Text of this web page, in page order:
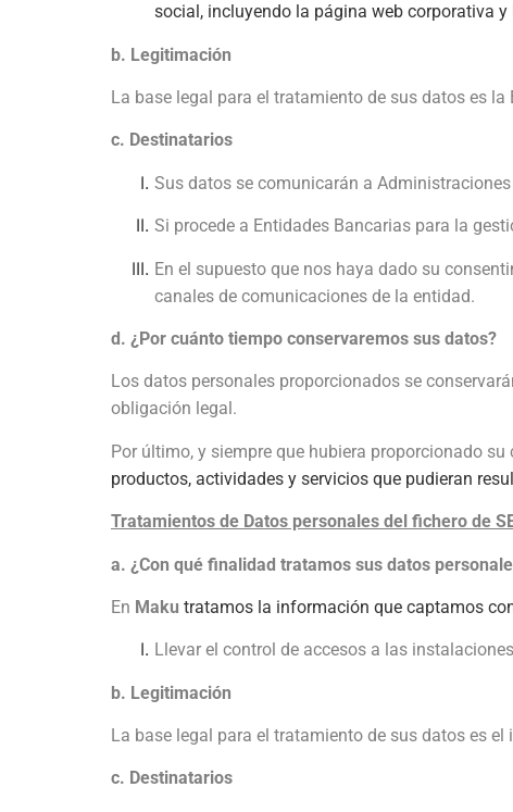
social, incluyendo la página web corporativa
b. Legitimación
La base legal para el tratamiento de sus datos es
c. Destinatarios
Sus datos se comunicarán a
Si procede a Entidades Bancarias para la
En el supuesto que nos haya dado su
canales de comunicaciones de la entidad.
d. ¿Por cuánto tiempo conservaremos sus datos?
Los datos personales proporcionados se
obligación legal.
Por último, y siempre que hubiera proporcionado
productos, actividades y servicios que pudieran
Tratamientos de Datos personales del fichero de
a. ¿Con qué finalidad tratamos sus datos
En Maku tratamos la información que captamos
Llevar el control de accesos a las
b. Legitimación
La base legal para el tratamiento de sus datos es
c. Destinatarios